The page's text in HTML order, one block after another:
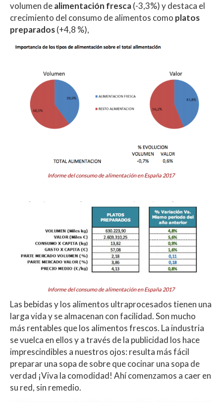
volumen dealimentación fresca(-3,3%) y destaca el
crecimiento del consumo de alimentos como platos
preparados(+4,8 %),
Informe del consumo de alimentación en España 2017
Informe del consumo de alimentación en España 2017
Las bebidas y los alimentos ultraprocesados tienen una
larga vida y se almacenan con facilidad. Son mucho
más rentables que los alimentos frescos. La industria
se vuelca en ellos y a través de la publicidad los hace
imprescindibles a nuestros ojos: resulta más fácil
preparar una sopa de sobre que cocinar una sopa de
verdad ¡Viva la comodidad! Ahí comenzamos a caer en
su red, sin remedio.